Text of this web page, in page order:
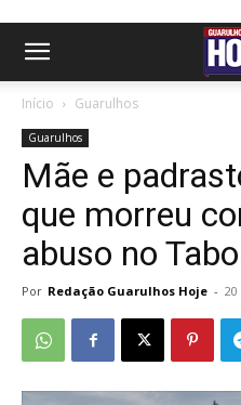
Início Guarulhos
Guarulhos
Mãe e
que morreu
abuso no
Por Redação Guarulhos Hoje -